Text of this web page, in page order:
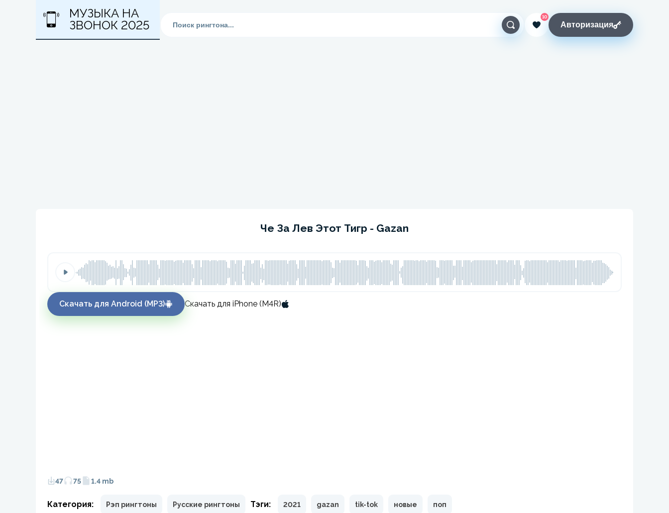
МУЗЫКА НА
ЗВОНОК 2025
10
Авторизация
Че За Лев Этот Тигр - Gazan
Скачать для Android (MP3) Скачать для iPhone (M4R)
47 75 1.4 mb
Категория: Рэп рингтоны Русские рингтоны Тэги: 2021 gazan tik-tok новые поп